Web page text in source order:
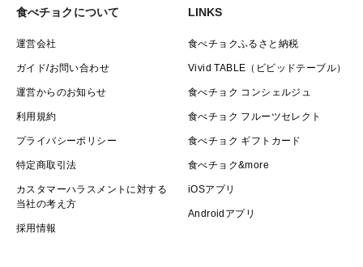
食べチョクについて
運営会社
ガイド/お問い合わせ
運営からのお知らせ
利用規約
プライバシーポリシー
特定商取引法
カスタマーハラスメントに対する
当社の考え方
採用情報
LINKS
食べチョクふるさと納税
Vivid TABLE（ビビッドテーブル）
食べチョク コンシェルジュ
食べチョク フルーツセレクト
食べチョク ギフトカード
食べチョク&more
iOSアプリ
Androidアプリ